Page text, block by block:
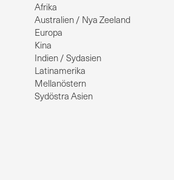
Afrika
Australien / Nya Zeeland
Europa
Kina
Indien / Sydasien
Latinamerika
Mellanöstern
Sydöstra Asien